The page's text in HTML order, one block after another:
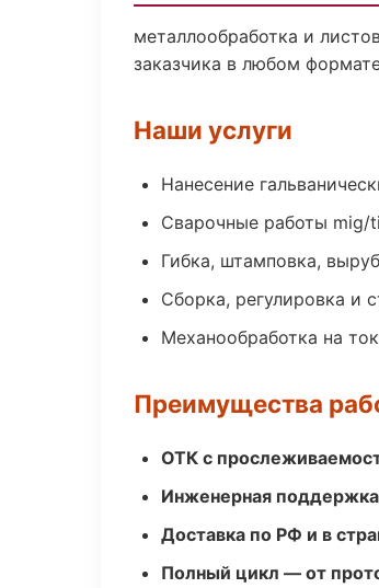
металлообработка и
заказчика в любом
Наши услуги
Нанесение
Сварочные работы mig/
Гибка, штамповка,
Сборка, регулировка и
Механообработка на
Преимущества
ОТК с
Инженерная
Доставка по РФ и в
Полный цикл — от